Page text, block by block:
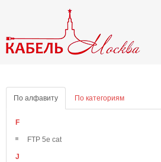
По алфавиту По категориям
F
FTP 5e cat
J